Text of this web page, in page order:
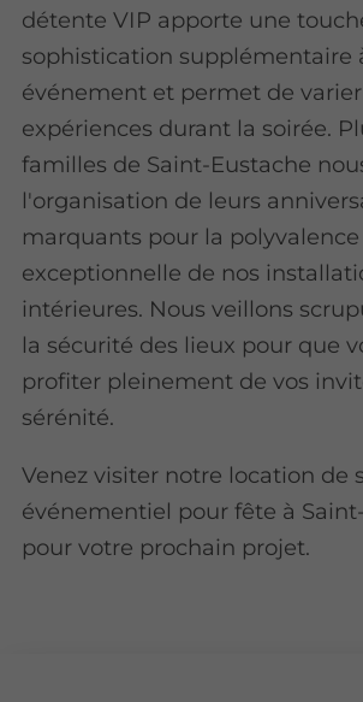
détente VIP apporte une
sophistication supplémentaire
événement et permet de
expériences durant la soirée.
familles de Saint-Eustache
l'organisation de leurs
marquants pour la polyvalence
exceptionnelle de nos
intérieures. Nous veillons
la sécurité des lieux pour que
profiter pleinement de vos
sérénité.
Venez visiter notre location de
événementiel pour fête à
pour votre prochain projet.